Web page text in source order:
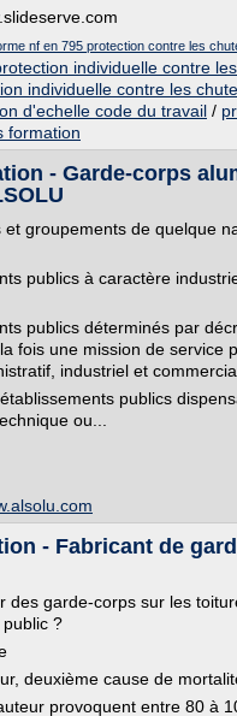
nf en 795 protection contre les
individuelle contre
individuelle contre les
d'echelle code du travail /
formation
- Garde-corps
et groupements de quelque
publics à caractère
publics déterminés par
fois une mission de service
industriel et
publics
ou...
- Fabricant de
des garde-corps sur les
?
deuxième cause de
provoquent entre 80 à